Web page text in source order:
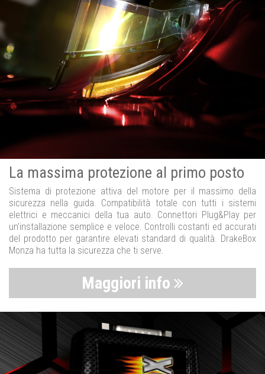
La massima protezione al primo posto
Sistema di protezione attiva del motore per il massimo della
sicurezza nella guida. Compatibilità totale con tutti i sistemi
elettrici e meccanici della tua auto. Connettori Plug&Play per
un’installazione semplice e veloce. Controlli costanti ed accurati
del prodotto per garantire elevati standard di qualità. DrakeBox
Monza ha tutta la sicurezza che ti serve.
Maggiori info